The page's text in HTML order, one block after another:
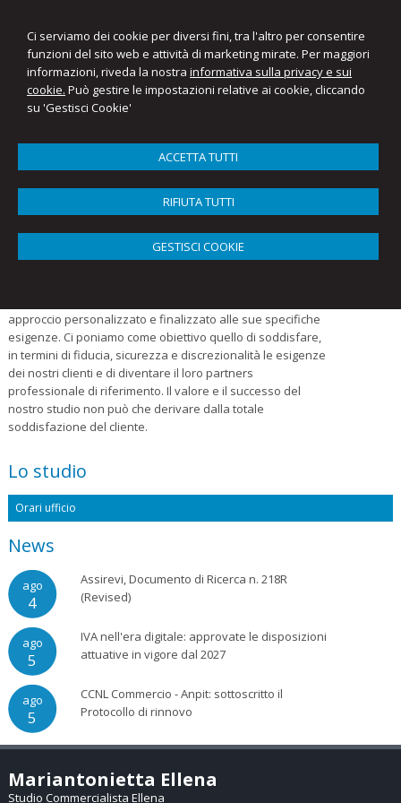
Ci serviamo dei cookie per diversi fini, tra l'altro per consentire
funzioni del sito web e attività di marketing mirate. Per maggiori
informazioni, riveda la nostra informativa sulla privacy e sui
cookie. Può gestire le impostazioni relative ai cookie, cliccando
su 'Gestisci Cookie'
ACCETTA TUTTI
RIFIUTA TUTTI
GESTISCI COOKIE
Mariantonietta Ellena
Studio Commercialista Ellena
Menu
Lo studio fornisce un’ampia varietà di servizi professionali
qualificati alle aziende ed alle persone fisiche assistite.
L’organizzazione dello studio permette di rispondere in
approccio personalizzato e finalizzato alle sue specifiche
esigenze. Ci poniamo come obiettivo quello di soddisfare,
in termini di fiducia, sicurezza e discrezionalità le esigenze
dei nostri clienti e di diventare il loro partners
professionale di riferimento. Il valore e il successo del
nostro studio non può che derivare dalla totale
soddisfazione del cliente.
Lo studio
Orari ufficio
News
ago
4
Assirevi, Documento di Ricerca n. 218R
(Revised)
ago
5
IVA nell'era digitale: approvate le disposizioni
attuative in vigore dal 2027
ago
5
CCNL Commercio - Anpit: sottoscritto il
Protocollo di rinnovo
Mariantonietta Ellena
Studio Commercialista Ellena